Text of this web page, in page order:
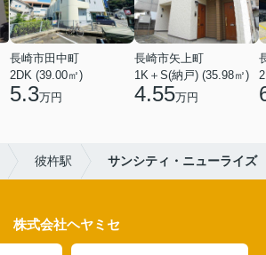
長崎市田中町
2DK (39.00㎡)
5.3万円
長崎市矢上町
1K＋S(納戸) (35.98㎡)
4.55万円
彼杵駅 サンシティ・ニューライズ
株式会社ヘヤミセ